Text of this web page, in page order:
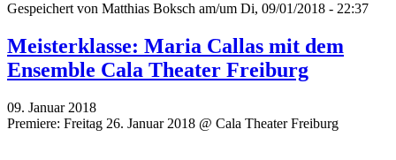
Gespeichert von Matthias Boksch am/um Di, 09/01/2018 - 22:37
Meisterklasse: Maria Callas mit dem
Ensemble Cala Theater Freiburg
09. Januar 2018
Premiere: Freitag 26. Januar 2018 @ Cala Theater Freiburg